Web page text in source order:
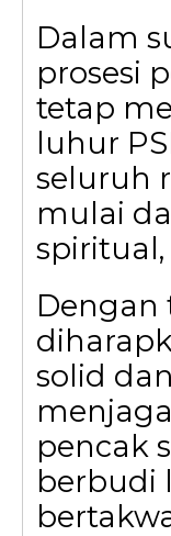
Dalam
prosesi
tetap
luhur
seluruh
mulai
Dengan
solid
pencak
berbudi